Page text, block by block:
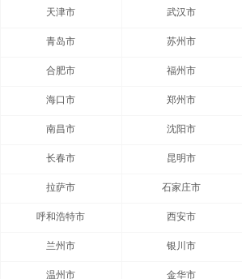
天津市 武汉市
青岛市 苏州市
合肥市 福州市
海口市 郑州市
南昌市 沈阳市
长春市 昆明市
拉萨市 石家庄市
呼和浩特市 西安市
兰州市 银川市
温州市 金华市